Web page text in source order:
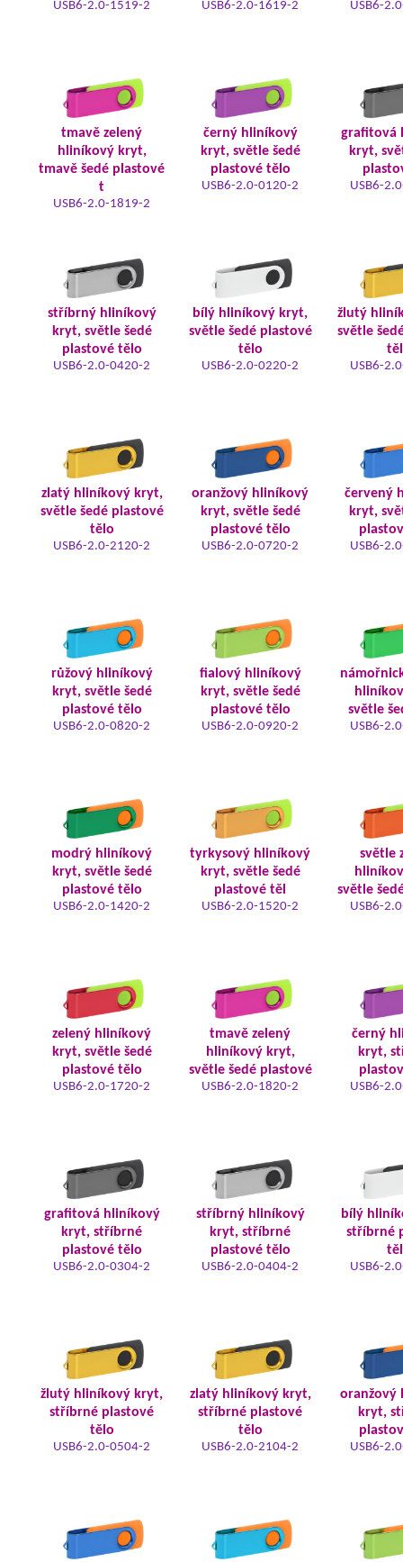
USB6-2.0-1519-2 USB6-2.0-1619-2 USB6-
tmavě zelený
hliníkový kryt,
tmavě šedé plastové
t
USB6-2.0-1819-2
černý hliníkový
kryt, světle šedé
plastové tělo
USB6-2.0-0120-2
grafitová
kryt,
USB6-
stříbrný hliníkový
kryt, světle šedé
plastové tělo
USB6-2.0-0420-2
bílý hliníkový kryt,
světle šedé plastové
tělo
USB6-2.0-0220-2
žlutý
světle
USB6-
zlatý hliníkový kryt,
světle šedé plastové
tělo
USB6-2.0-2120-2
oranžový hliníkový
kryt, světle šedé
plastové tělo
USB6-2.0-0720-2
červený
kryt,
USB6-
růžový hliníkový
kryt, světle šedé
plastové tělo
USB6-2.0-0820-2
fialový hliníkový
kryt, světle šedé
plastové tělo
USB6-2.0-0920-2
světle
USB6-
modrý hliníkový
kryt, světle šedé
plastové tělo
USB6-2.0-1420-2
tyrkysový hliníkový
kryt, světle šedé
plastové těl
USB6-2.0-1520-2
světle
světle
USB6-
zelený hliníkový
kryt, světle šedé
plastové tělo
USB6-2.0-1720-2
tmavě zelený
hliníkový kryt,
světle šedé plastové
USB6-2.0-1820-2
černý
kryt,
USB6-
grafitová hliníkový
kryt, stříbrné
plastové tělo
USB6-2.0-0304-2
stříbrný hliníkový
kryt, stříbrné
plastové tělo
USB6-2.0-0404-2
bílý
stříbrné
USB6-
žlutý hliníkový kryt,
stříbrné plastové
tělo
USB6-2.0-0504-2
zlatý hliníkový kryt,
stříbrné plastové
tělo
USB6-2.0-2104-2
oranžový
kryt,
USB6-